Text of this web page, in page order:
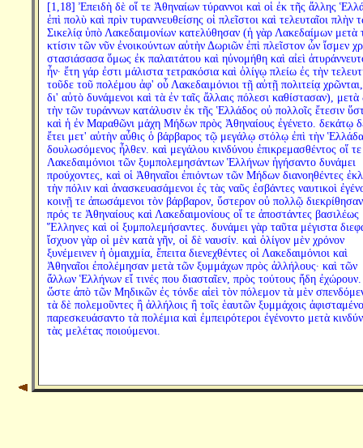
[1,18] Ἐπειδὴ δὲ οἵ τε Ἀθηναίων τύραννοι καὶ οἱ ἐκ τῆς ἄλλης
ἐπὶ πολὺ καὶ πρὶν τυραννευθείσης οἱ πλεῖστοι καὶ τελευταῖοι πλὴν
Σικελίᾳ ὑπὸ Λακεδαιμονίων κατελύθησαν (ἡ γὰρ Λακεδαίμων μετὰ
κτίσιν τῶν νῦν ἐνοικούντων αὐτὴν Δωριῶν ἐπὶ πλεῖστον ὧν ἴσμεν
στασιάσασα ὅμως ἐκ παλαιτάτου καὶ ηὐνομήθη καὶ αἰεὶ
ἦν· ἔτη γάρ ἐστι μάλιστα τετρακόσια καὶ ὀλίγῳ πλείω ἐς τὴν
τοῦδε τοῦ πολέμου ἀφ' οὗ Λακεδαιμόνιοι τῇ αὐτῇ πολιτείᾳ
δι' αὐτὸ δυνάμενοι καὶ τὰ ἐν ταῖς ἄλλαις πόλεσι καθίστασαν), μετὰ
τὴν τῶν τυράννων κατάλυσιν ἐκ τῆς Ἑλλάδος οὐ πολλοῖς ἔτεσιν
καὶ ἡ ἐν Μαραθῶνι μάχη Μήδων πρὸς Ἀθηναίους ἐγένετο. δεκάτῳ
ἔτει μετ' αὐτὴν αὖθις ὁ βάρβαρος τῷ μεγάλῳ στόλῳ ἐπὶ τὴν Ἑλλάδα
δουλωσόμενος ἦλθεν. καὶ μεγάλου κινδύνου ἐπικρεμασθέντος οἵ τε
Λακεδαιμόνιοι τῶν ξυμπολεμησάντων Ἑλλήνων ἡγήσαντο δυνάμει
προύχοντες, καὶ οἱ Ἀθηναῖοι ἐπιόντων τῶν Μήδων διανοηθέντες
τὴν πόλιν καὶ ἀνασκευασάμενοι ἐς τὰς ναῦς ἐσβάντες ναυτικοὶ
κοινῇ τε ἀπωσάμενοι τὸν βάρβαρον, ὕστερον οὐ πολλῷ διεκρίθησαν
πρός τε Ἀθηναίους καὶ Λακεδαιμονίους οἵ τε ἀποστάντες βασιλέως
Ἕλληνες καὶ οἱ ξυμπολεμήσαντες. δυνάμει γὰρ ταῦτα μέγιστα
ἴσχυον γὰρ οἱ μὲν κατὰ γῆν, οἱ δὲ ναυσίν. καὶ ὀλίγον μὲν χρόνον
ξυνέμεινεν ἡ ὁμαιχμία, ἔπειτα διενεχθέντες οἱ Λακεδαιμόνιοι καὶ
Ἀθηναῖοι ἐπολέμησαν μετὰ τῶν ξυμμάχων πρὸς ἀλλήλους· καὶ τῶν
ἄλλων Ἑλλήνων εἴ τινές που διασταῖεν, πρὸς τούτους ἤδη ἐχώρουν.
ὥστε ἀπὸ τῶν Μηδικῶν ἐς τόνδε αἰεὶ τὸν πόλεμον τὰ μὲν
τὰ δὲ πολεμοῦντες ἢ ἀλλήλοις ἢ τοῖς ἑαυτῶν ξυμμάχοις
παρεσκευάσαντο τὰ πολέμια καὶ ἐμπειρότεροι ἐγένοντο μετὰ
τὰς μελέτας ποιούμενοι.